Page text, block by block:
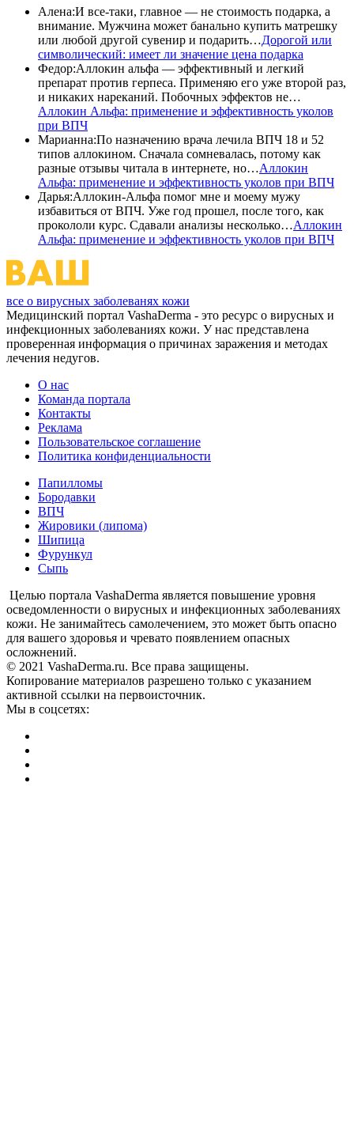
Алена:И все-таки, главное — не стоимость подарка, а
внимание. Мужчина может банально купить матрешку
или любой другой сувенир и подарить…Дорогой или
символический: имеет ли значение цена подарка
Федор:Аллокин альфа — эффективный и легкий
препарат против герпеса. Применяю его уже второй раз,
и никаких нареканий. Побочных эффектов не…
Аллокин Альфа: применение и эффективность уколов
при ВПЧ
Марианна:По назначению врача лечила ВПЧ 18 и 52
типов аллокином. Сначала сомневалась, потому как
разные отзывы читала в интернете, но…Аллокин
Альфа: применение и эффективность уколов при ВПЧ
Дарья:Аллокин-Альфа помог мне и моему мужу
избавиться от ВПЧ. Уже год прошел, после того, как
прокололи курс. Сдавали анализы несколько…Аллокин
Альфа: применение и эффективность уколов при ВПЧ
все о вирусных заболеванях кожи
Медицинский портал VashaDerma - это ресурс о вирусных и
инфекционных заболеваниях кожи. У нас представлена
проверенная информация о причинах заражения и методах
лечения недугов.
О нас
Команда портала
Контакты
Реклама
Пользовательское соглашение
Политика конфиденциальности
Папилломы
Бородавки
ВПЧ
Жировики (липома)
Шипица
Фурункул
Сыпь
Целью портала VashaDerma является повышение уровня
осведомленности о вирусных и инфекционных заболеваниях
кожи. Не занимайтесь самолечением, это может быть опасно
для вашего здоровья и чревато появлением опасных
осложнений.
© 2021 VashaDerma.ru. Все права защищены.
Копирование материалов разрешено только с указанием
активной ссылки на первоисточник.
Мы в соцсетях: